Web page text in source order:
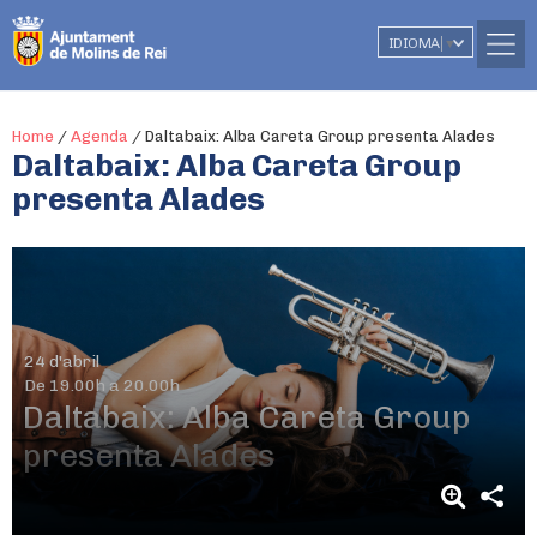
IDIOMA ▼
Home / Agenda / Daltabaix: Alba Careta Group presenta Alades
Daltabaix: Alba Careta Group
presenta Alades
24 d'abril
De 19.00h a 20.00h
Daltabaix: Alba Careta Group
presenta Alades